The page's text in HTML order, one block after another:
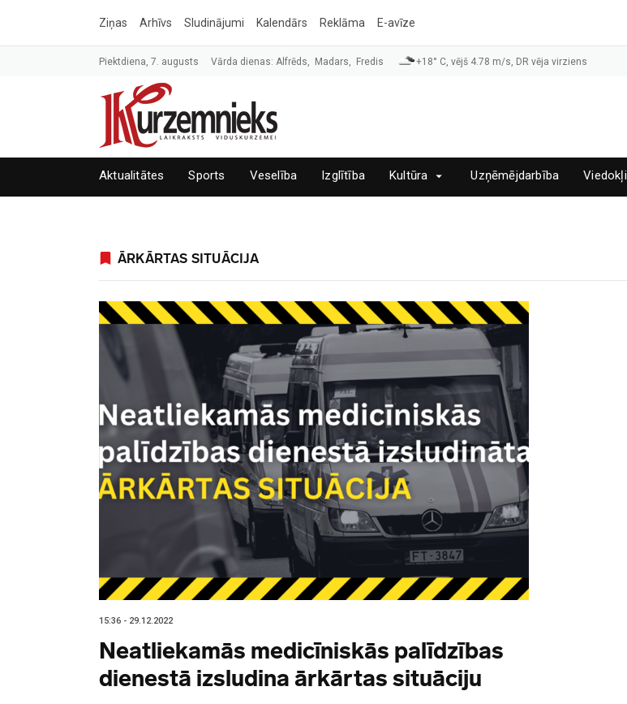
Ziņas Arhīvs Sludinājumi Kalendārs Reklāma E-avīze
Piektdiena, 7. augusts Vārda dienas: Alfrēds, Madars, Fredis +18° C, vējš 4.78 m/s, DR vēja virziens
Aktualitātes Sports Veselība Izglītība Kultūra Uzņēmējdarbība Viedokļi
ĀRKĀRTAS SITUĀCIJA
15:36 - 29.12.2022
Neatliekamās medicīniskās palīdzības
dienestā izsludina ārkārtas situāciju